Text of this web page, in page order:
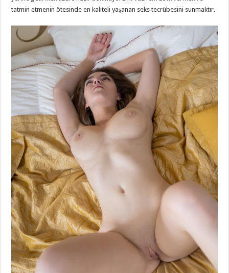
tatmin etmenin ötesinde en kaliteli yaşanan seks tecrübesini sunmaktır.